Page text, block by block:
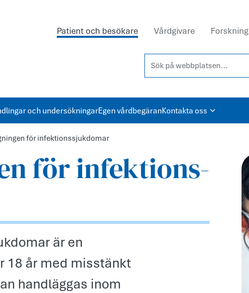
Patient och besökare Vårdgivare Forskning
Sök på webbplatsen...
och undersökningarEgen vårdbegäranKontakta oss
för infektions­sjukdomar
för infektions­
är en
18 år med misstänkt
handläggas inom